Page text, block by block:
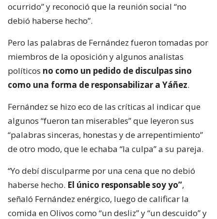
ocurrido” y reconoció que la reunión social “no
debió haberse hecho”.
Pero las palabras de Fernández fueron tomadas por
miembros de la oposición y algunos analistas
políticos no como un pedido de disculpas sino
como una forma de responsabilizar a Yáñez.
Fernández se hizo eco de las críticas al indicar que
algunos “fueron tan miserables” que leyeron sus
“palabras sinceras, honestas y de arrepentimiento”
de otro modo, que le echaba “la culpa” a su pareja.
“Yo debí disculparme por una cena que no debió
haberse hecho. El único responsable soy yo”,
señaló Fernández enérgico, luego de calificar la
comida en Olivos como “un desliz” y “un descuido” y